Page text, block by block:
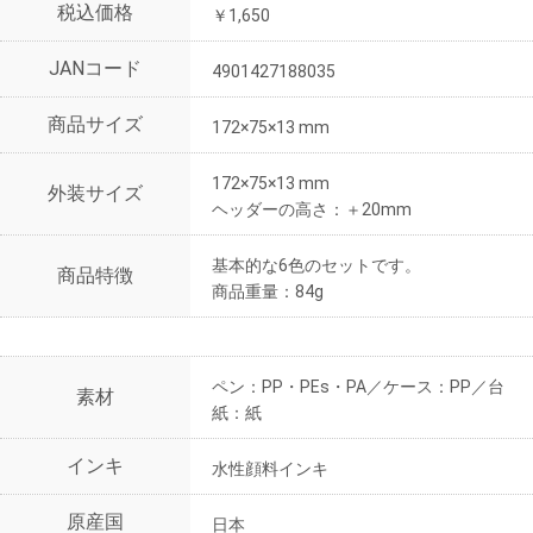
税込価格 ￥1,650
JANコード 4901427188035
商品サイズ 172×75×13 mm
外装サイズ
172×75×13 mm
ヘッダーの高さ：＋20mm
商品特徴
基本的な6色のセットです。
商品重量：84g
素材
ペン：PP・PEs・PA／ケース：PP／台
紙：紙
インキ 水性顔料インキ
原産国 日本